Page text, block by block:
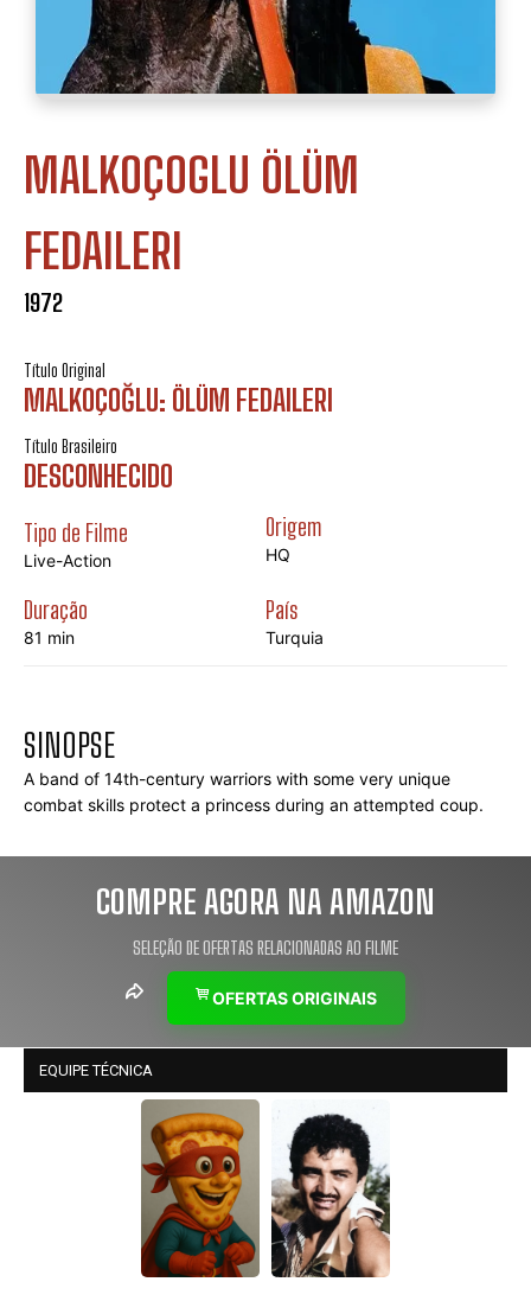
MALKOÇOGLU ÖLÜM
FEDAILERI
1972
Título Original
MALKOÇOĞLU: ÖLÜM FEDAILERI
Título Brasileiro
DESCONHECIDO
Tipo de Filme
Live-Action
Origem
HQ
Duração
81 min
País
Turquia
SINOPSE
A band of 14th-century warriors with some very unique
combat skills protect a princess during an attempted coup.
COMPRE AGORA NA AMAZON
SELEÇÃO DE OFERTAS RELACIONADAS AO FILME
OFERTAS ORIGINAIS
EQUIPE TÉCNICA